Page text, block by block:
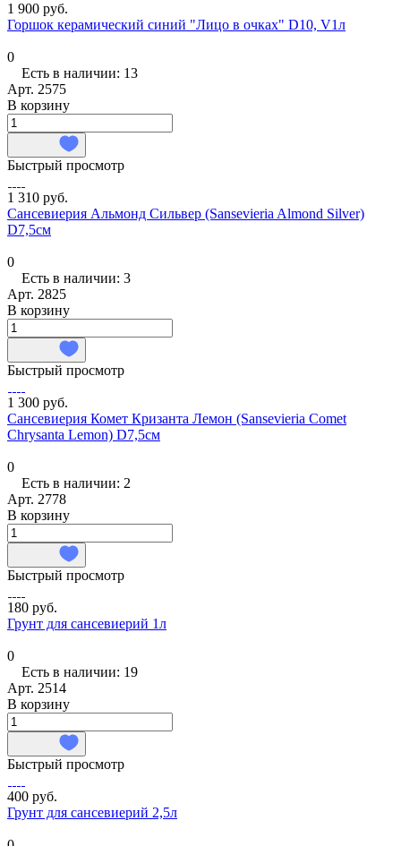
1 900 руб.
Горшок керамический синий "Лицо в очках" D10, V1л
0
Есть в наличии: 13
Арт. 2575
В корзину
Быстрый просмотр
1 310 руб.
Сансевиерия Альмонд Сильвер (Sansevieria Almond Silver)
D7,5см
0
Есть в наличии: 3
Арт. 2825
В корзину
Быстрый просмотр
1 300 руб.
Сансевиерия Комет Кризанта Лемон (Sansevieria Comet
Chrysanta Lemon) D7,5см
0
Есть в наличии: 2
Арт. 2778
В корзину
Быстрый просмотр
180 руб.
Грунт для сансевиерий 1л
0
Есть в наличии: 19
Арт. 2514
В корзину
Быстрый просмотр
400 руб.
Грунт для сансевиерий 2,5л